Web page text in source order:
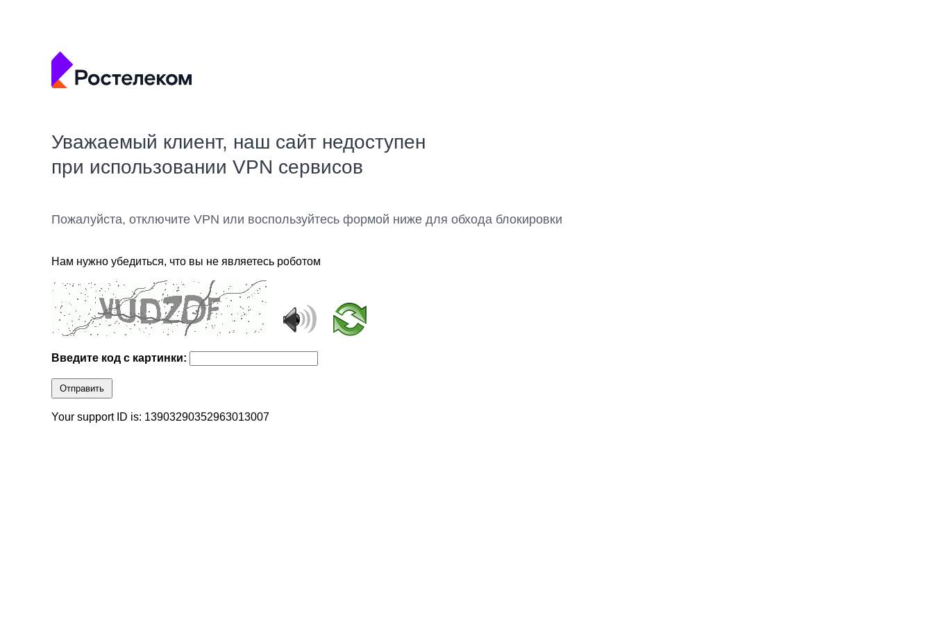
Уважаемый клиент, наш сайт недоступен
при использовании VPN сервисов
Пожалуйста, отключите VPN или воспользуйтесь формой ниже для обхода блокировки
Нам нужно убедиться, что вы не являетесь роботом
Введите код с картинки:
Отправить
Your support ID is: 13903290352963013007